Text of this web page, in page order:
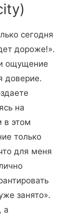
сегодня
дороже!».
ощущение
доверие.
на
в этом
только
для меня
занято».
а